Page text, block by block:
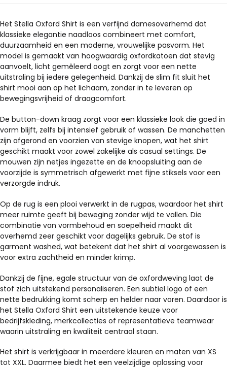
gekozen
worden
op
de
productpagina
Het Stella Oxford Shirt is een verfijnd damesoverhemd dat
klassieke elegantie naadloos combineert met comfort,
duurzaamheid en een moderne, vrouwelijke pasvorm. Het
model is gemaakt van hoogwaardig oxfordkatoen dat stevig
aanvoelt, licht gemêleerd oogt en zorgt voor een nette
uitstraling bij iedere gelegenheid. Dankzij de slim fit sluit het
shirt mooi aan op het lichaam, zonder in te leveren op
bewegingsvrijheid of draagcomfort.
De button-down kraag zorgt voor een klassieke look die goed in
vorm blijft, zelfs bij intensief gebruik of wassen. De manchetten
zijn afgerond en voorzien van stevige knopen, wat het shirt
geschikt maakt voor zowel zakelijke als casual settings. De
mouwen zijn netjes ingezette en de knoopsluiting aan de
voorzijde is symmetrisch afgewerkt met fijne stiksels voor een
verzorgde indruk.
Op de rug is een plooi verwerkt in de rugpas, waardoor het shirt
meer ruimte geeft bij beweging zonder wijd te vallen. Die
combinatie van vormbehoud en soepelheid maakt dit
overhemd zeer geschikt voor dagelijks gebruik. De stof is
garment washed, wat betekent dat het shirt al voorgewassen is
voor extra zachtheid en minder krimp.
Dankzij de fijne, egale structuur van de oxfordweving laat de
stof zich uitstekend personaliseren. Een subtiel logo of een
nette bedrukking komt scherp en helder naar voren. Daardoor is
het Stella Oxford Shirt een uitstekende keuze voor
bedrijfskleding, merkcollecties of representatieve teamwear
waarin uitstraling en kwaliteit centraal staan.
Het shirt is verkrijgbaar in meerdere kleuren en maten van XS
tot XXL. Daarmee biedt het een veelzijdige oplossing voor